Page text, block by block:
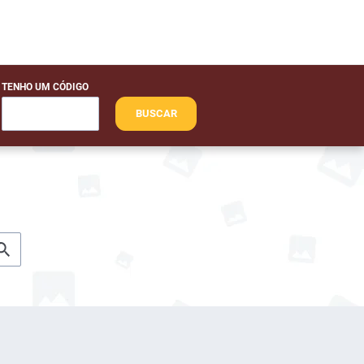
TENHO UM CÓDIGO
BUSCAR